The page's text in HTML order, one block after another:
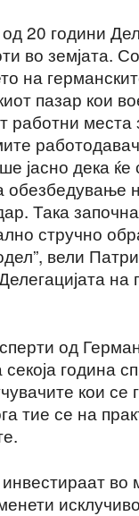
20 години
во земјата. Со
на
пазар кои
работни места
јасно дека
обезбедување
Така
стручно
вели
на
од
секоја година
кои се
тие се на
во